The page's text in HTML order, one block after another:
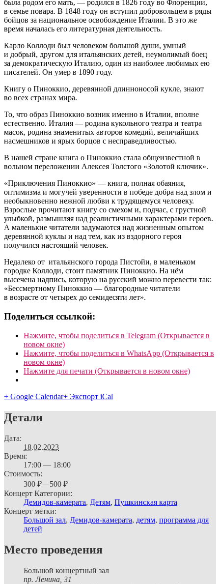
была родом его мать, — родился в 1826 году во Флоренции,
в семье повара. В 1848 году он вступил добровольцем в ряды
бойцов за национальное освобождение Италии. В это же
время началась его литературная деятельность.
Карло Коллоди был человеком большой души, умный
и добрый, другом для итальянских детей, неумолимый боец
за демократическую Италию, один из наиболее любимых ею
писателей. Он умер в 1890 году.
Книгу о Пиноккио, деревянной длинноносой кукле, знают
во всех странах мира.
То, что образ Пиноккио возник именно в Италии, вполне
естественно. Италия — родина кукольного театра и театра
масок, родина знаменитых авторов комедий, величайших
насмешников и ярых борцов с несправедливостью.
В нашей стране книга о Пиноккио стала общеизвестной в
вольном переложении Алексея Толстого «Золотой ключик».
«Приключения Пиноккио» — книга, полная обаяния,
оптимизма и могучей уверенности в победе добра над злом и
необыкновенно нежной любви к трудящемуся человеку.
Взрослые прочитают книгу со смехом и, подчас, с грустной
улыбкой, размышляя над реалистичными характерами героев.
А маленькие читатели задумаются над жизненным опытом
деревянной куклы и над тем, как из вздорного героя
получился настоящий человек.
Недалеко от итальянского города Пистойи, в маленьком
городке Коллоди, стоит памятник Пиноккио. На нём
высечена надпись, которую на русский можно перевести так:
«Бессмертному Пиноккио — благородные читатели
в возрасте от четырех до семидесяти лет».
Поделиться ссылкой:
Нажмите, чтобы поделиться в Telegram (Открывается в
новом окне)
Нажмите, чтобы поделиться в WhatsApp (Открывается в
новом окне)
Нажмите для печати (Открывается в новом окне)
+ Google Calendar+ Экспорт iCal
Детали
Дата:
18.02.2023
Время:
17:00 — 18:00
Стоимость:
300 ₽—500 ₽
Концерт Категории:
Демидов-камерата, Детям, Пушкинская карта
Концерт метки:
Большой зал, Демидов-камерата, детям, программа для
детей
Место проведения
Большой концертный зал
пр. Ленина, 31